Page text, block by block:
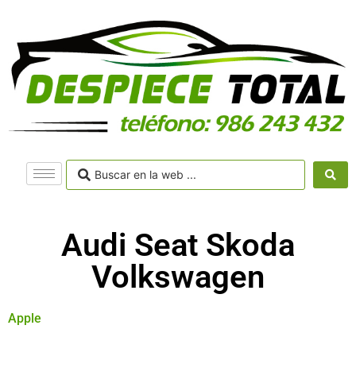
Audi Seat Skoda
Volkswagen
Apple